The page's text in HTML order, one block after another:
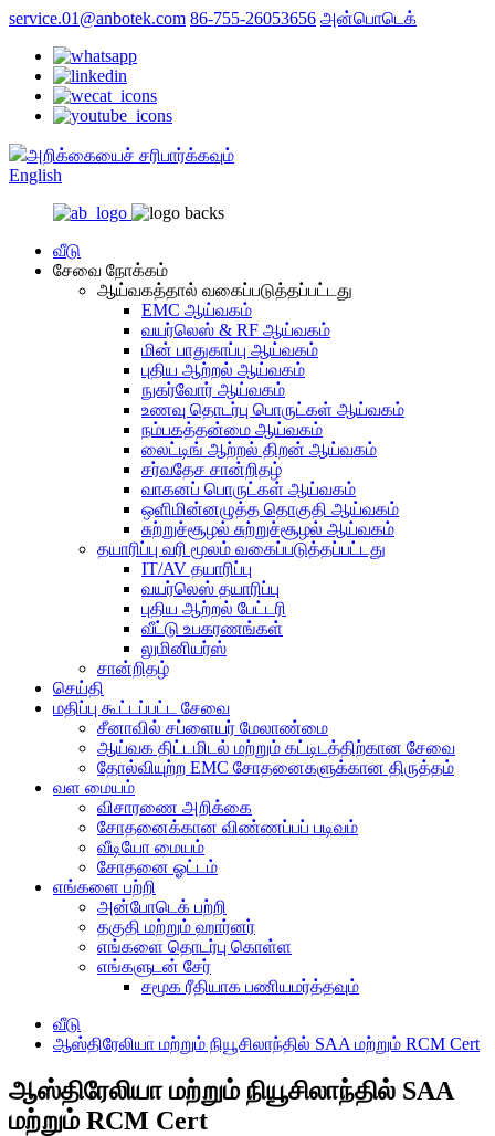
service.01@anbotek.com 86-755-26053656 அன்பொடெக்
அறிக்கையைச் சரிபார்க்கவும்
English
வீடு
சேவை நோக்கம்
ஆய்வகத்தால் வகைப்படுத்தப்பட்டது
EMC ஆய்வகம்
வயர்லெஸ் & RF ஆய்வகம்
மின் பாதுகாப்பு ஆய்வகம்
புதிய ஆற்றல் ஆய்வகம்
நுகர்வோர் ஆய்வகம்
உணவு தொடர்பு பொருட்கள் ஆய்வகம்
நம்பகத்தன்மை ஆய்வகம்
லைட்டிங் ஆற்றல் திறன் ஆய்வகம்
சர்வதேச சான்றிதழ்
வாகனப் பொருட்கள் ஆய்வகம்
ஒளிமின்னழுத்த தொகுதி ஆய்வகம்
சுற்றுச்சூழல் சுற்றுச்சூழல் ஆய்வகம்
தயாரிப்பு வரி மூலம் வகைப்படுத்தப்பட்டது
IT/AV தயாரிப்பு
வயர்லெஸ் தயாரிப்பு
புதிய ஆற்றல் பேட்டரி
வீட்டு உபகரணங்கள்
லுமினியர்ஸ்
சான்றிதழ்
செய்தி
மதிப்பு கூட்டப்பட்ட சேவை
சீனாவில் சப்ளையர் மேலாண்மை
ஆய்வக திட்டமிடல் மற்றும் கட்டிடத்திற்கான சேவை
தோல்வியுற்ற EMC சோதனைகளுக்கான திருத்தம்
வள மையம்
விசாரணை அறிக்கை
சோதனைக்கான விண்ணப்பப் படிவம்
வீடியோ மையம்
சோதனை ஓட்டம்
எங்களை பற்றி
அன்போடெக் பற்றி
தகுதி மற்றும் ஹார்னர்
எங்களை தொடர்பு கொள்ள
எங்களுடன் சேர்
சமூக ரீதியாக பணியமர்த்தவும்
வீடு
ஆஸ்திரேலியா மற்றும் நியூசிலாந்தில் SAA மற்றும் RCM Cert
ஆஸ்திரேலியா மற்றும் நியூசிலாந்தில் SAA
மற்றும் RCM Cert